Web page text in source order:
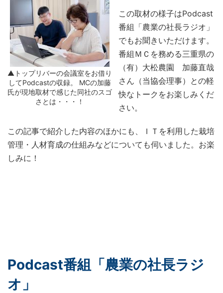
▲トップリバーの会議室をお借り
してPodcastの収録。 MCの加藤
氏が現地取材で感じた同社のスゴ
さとは・・・！
この取材の様子はPodcast
番組「農業の社長ラジオ」
でもお聞きいただけます。
番組ＭＣを務める三重県の
（有）大松農園 加藤直哉
さん（当協会理事）との軽
快なトークをお楽しみくだ
さい。
この記事で紹介した内容のほかにも、ＩＴを利用した栽培
管理・人材育成の仕組みなどについても伺いました。お楽
しみに！
Podcast番組 「農業の社長ラジ
オ」